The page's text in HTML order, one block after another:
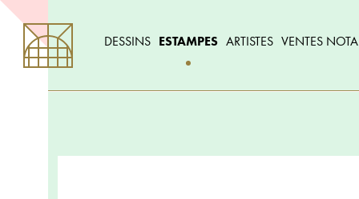
DESSINS ESTAMPES ARTISTES VENTES